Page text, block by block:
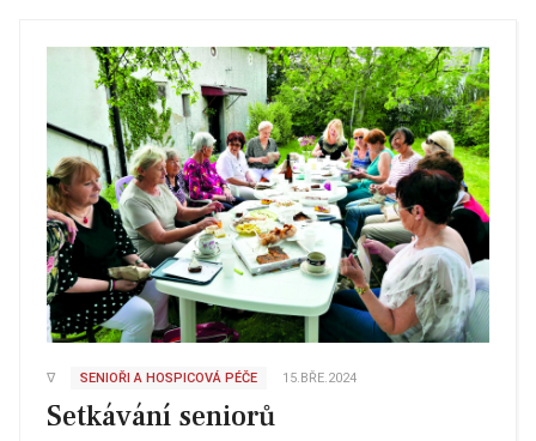
∇ SENIOŘI A HOSPICOVÁ PÉČE 15.BŘE.2024
Setkávání seniorů